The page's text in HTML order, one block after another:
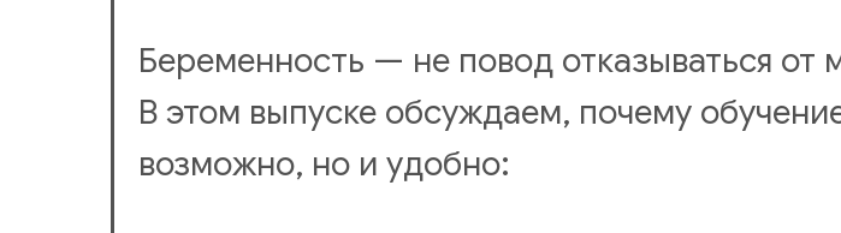
Беременность — не повод отказываться от
В этом выпуске обсуждаем, почему
возможно, но и удобно: